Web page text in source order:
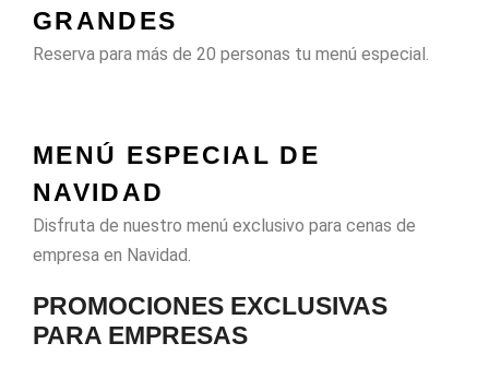
GRANDES
Reserva para más de 20 personas tu menú especial.
MENÚ ESPECIAL DE
NAVIDAD
Disfruta de nuestro menú exclusivo para cenas de
empresa en Navidad.
PROMOCIONES EXCLUSIVAS
PARA EMPRESAS